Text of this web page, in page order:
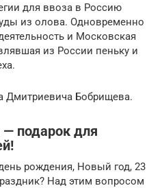
для ввоза в Россию
из олова. Одновременно
и Московская
из России пеньку и
Дмитриевича Бобрищева.
— подарок для
рождения, Новый год, 23
Над этим вопросом